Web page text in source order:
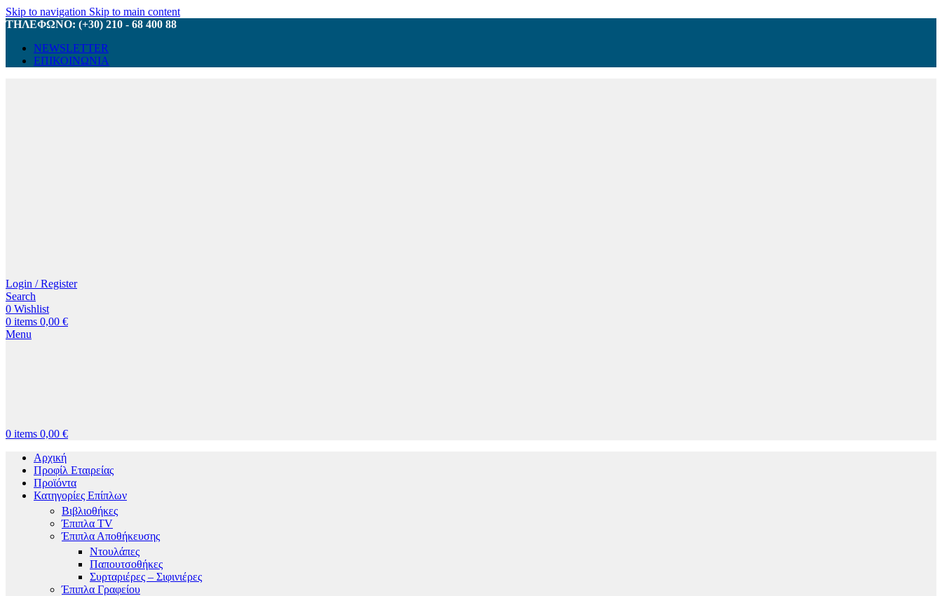
Skip to navigation Skip to main content
ΤΗΛΕΦΩΝΟ: (+30) 210 - 68 400 88
NEWSLETTER
ΕΠΙΚΟΙΝΩΝΙΑ
Login / Register
Search
0 Wishlist
0 items 0,00 €
Menu
0 items 0,00 €
Αρχική
Προφίλ Εταιρείας
Προϊόντα
Κατηγορίες Επίπλων
Βιβλιοθήκες
Έπιπλα TV
Έπιπλα Αποθήκευσης
Ντουλάπες
Παπουτσοθήκες
Συρταριέρες – Σιφινιέρες
Έπιπλα Γραφείου